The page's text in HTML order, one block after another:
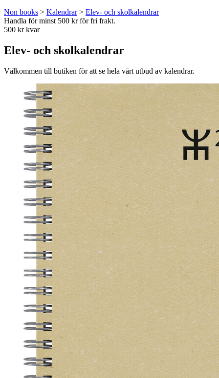
Non books > Kalendrar> Elev- och skolkalendrar
Handla för minst 500 kr för fri frakt.
500 kr kvar
Elev- och skolkalendrar
Välkommen till butiken för att se hela vårt utbud av kalendrar.